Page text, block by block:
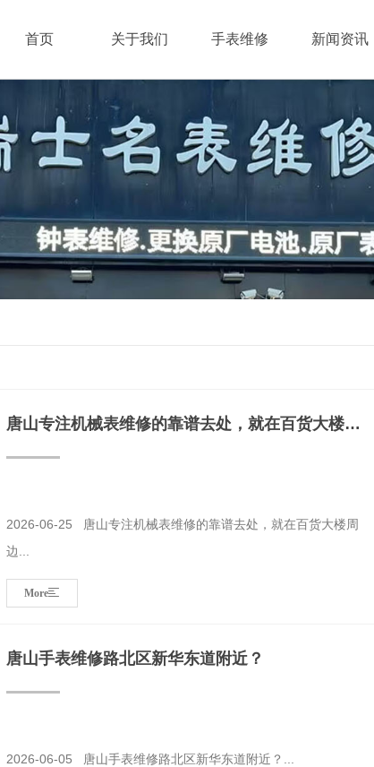
首页 关于我们
精时表行简介
名表维修品牌
唐山钟表维修培训学校|维修技术培训
团队风采
手表维修
手表维修品牌
手表保养
改手表链
更换电池
新闻资讯
行业资讯
企业动态
企业活动
唐山专注机械表维修的靠谱去处，就在百货大楼周
边
2026-06-25 唐山专注机械表维修的靠谱去处，就在百货大楼周
边...
More
唐山手表维修路北区新华东道附近？
2026-06-05 唐山手表维修路北区新华东道附近？...